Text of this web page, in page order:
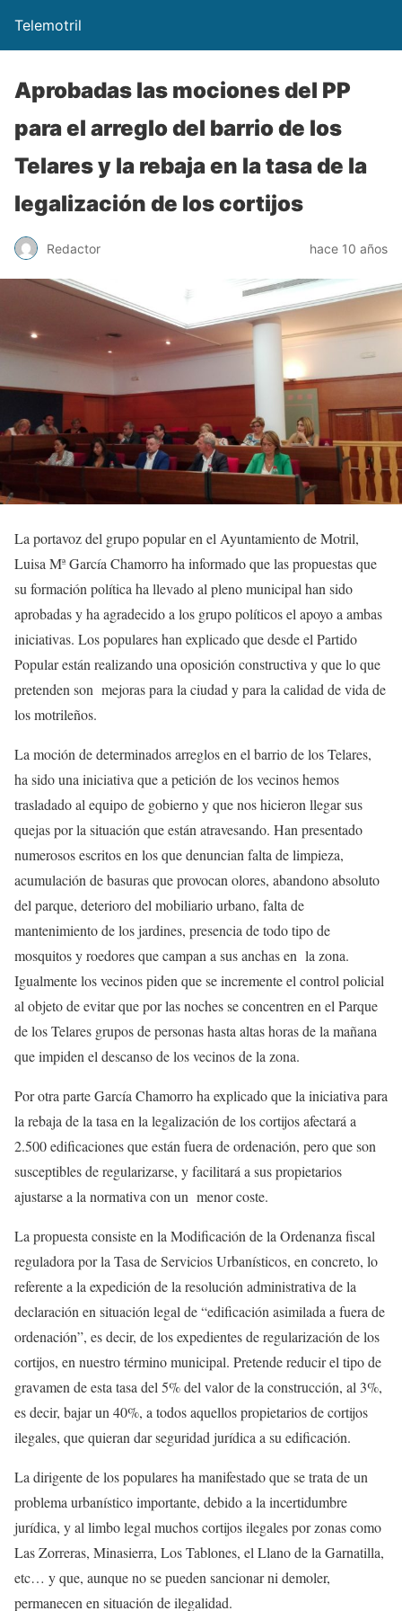
Telemotril
Aprobadas las mociones del PP
para el arreglo del barrio de los
Telares y la rebaja en la tasa de la
legalización de los cortijos
Redactor hace 10 años
La portavoz del grupo popular en el Ayuntamiento de Motril,
Luisa Mª García Chamorro ha informado que las propuestas que
su formación política ha llevado al pleno municipal han sido
aprobadas y ha agradecido a los grupo políticos el apoyo a ambas
iniciativas. Los populares han explicado que desde el Partido
Popular están realizando una oposición constructiva y que lo que
pretenden son mejoras para la ciudad y para la calidad de vida de
los motrileños.
La moción de determinados arreglos en el barrio de los Telares,
ha sido una iniciativa que a petición de los vecinos hemos
trasladado al equipo de gobierno y que nos hicieron llegar sus
quejas por la situación que están atravesando. Han presentado
numerosos escritos en los que denuncian falta de limpieza,
acumulación de basuras que provocan olores, abandono absoluto
del parque, deterioro del mobiliario urbano, falta de
mantenimiento de los jardines, presencia de todo tipo de
mosquitos y roedores que campan a sus anchas en la zona.
Igualmente los vecinos piden que se incremente el control policial
al objeto de evitar que por las noches se concentren en el Parque
de los Telares grupos de personas hasta altas horas de la mañana
que impiden el descanso de los vecinos de la zona.
Por otra parte García Chamorro ha explicado que la iniciativa para
la rebaja de la tasa en la legalización de los cortijos afectará a
2.500 edificaciones que están fuera de ordenación, pero que son
susceptibles de regularizarse, y facilitará a sus propietarios
ajustarse a la normativa con un menor coste.
La propuesta consiste en la Modificación de la Ordenanza fiscal
reguladora por la Tasa de Servicios Urbanísticos, en concreto, lo
referente a la expedición de la resolución administrativa de la
declaración en situación legal de “edificación asimilada a fuera de
ordenación”, es decir, de los expedientes de regularización de los
cortijos, en nuestro término municipal. Pretende reducir el tipo de
gravamen de esta tasa del 5% del valor de la construcción, al 3%,
es decir, bajar un 40%, a todos aquellos propietarios de cortijos
ilegales, que quieran dar seguridad jurídica a su edificación.
La dirigente de los populares ha manifestado que se trata de un
problema urbanístico importante, debido a la incertidumbre
jurídica, y al limbo legal muchos cortijos ilegales por zonas como
Las Zorreras, Minasierra, Los Tablones, el Llano de la Garnatilla,
etc… y que, aunque no se pueden sancionar ni demoler,
permanecen en situación de ilegalidad.